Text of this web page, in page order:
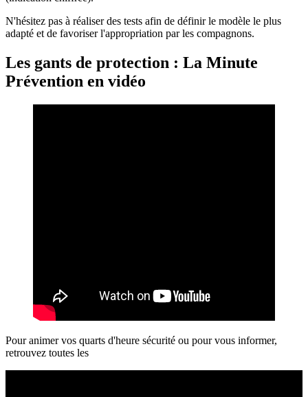
N'hésitez pas à réaliser des tests afin de définir le modèle le plus
adapté et de favoriser l'appropriation par les compagnons.
Les gants de protection : La Minute
Prévention en vidéo
Pour animer vos quarts d'heure sécurité ou pour vous informer,
retrouvez toutes les